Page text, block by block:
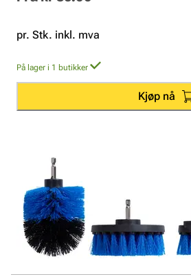
pr. Stk. inkl. mva
På lager i 1 butikker
Kjøp nå